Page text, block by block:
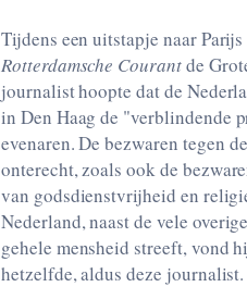
Tijdens een uitstapje naar
Rotterdamsche Courantde
journalist hoopte dat de
in Den Haag de "verblindende
evenaren. De bezwaren tegen
onterecht, zoals ook de
van godsdienstvrijheid en
Nederland, naast de vele
gehele mensheid streeft, vond
hetzelfde, aldus deze journalist.